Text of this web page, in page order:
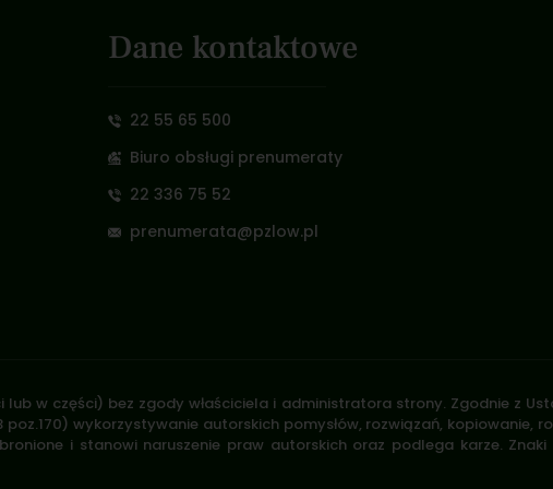
Dane kontaktowe
22 55 65 500
Biuro obsługi prenumeraty
22 336 75 52
prenumerata@pzlow.pl
w części) bez zgody właściciela i administratora strony. Zgodnie z
poz.170) wykorzystywanie autorskich pomysłów, rozwiązań,
i stanowi naruszenie praw autorskich oraz podlega karze.